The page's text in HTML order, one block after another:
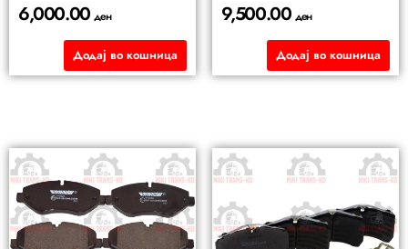
6,000.00ден
Додај во кошница
9,500.00 ден
Додај во кошница